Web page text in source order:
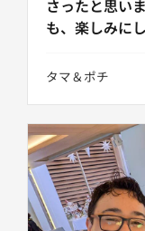
さったと思い
も、楽しみに
タマ＆ポチ